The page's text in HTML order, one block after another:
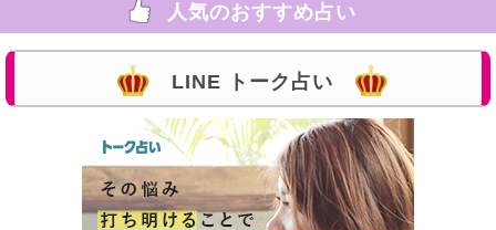
人気のおすすめ占い
LINE トーク占い